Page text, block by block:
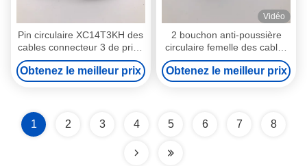
Pin circulaire XC14T3KH des
cables connecteur 3 de prise
droite avec la garantie de 1
an
Obtenez le meilleur prix
Vidéo
2 bouchon anti-poussière
circulaire femelle des cables
connecteur XC14Y2ZH Lemo
de Pin pour la prise/prise
Obtenez le meilleur prix
1 2 3 4 5 6 7 8